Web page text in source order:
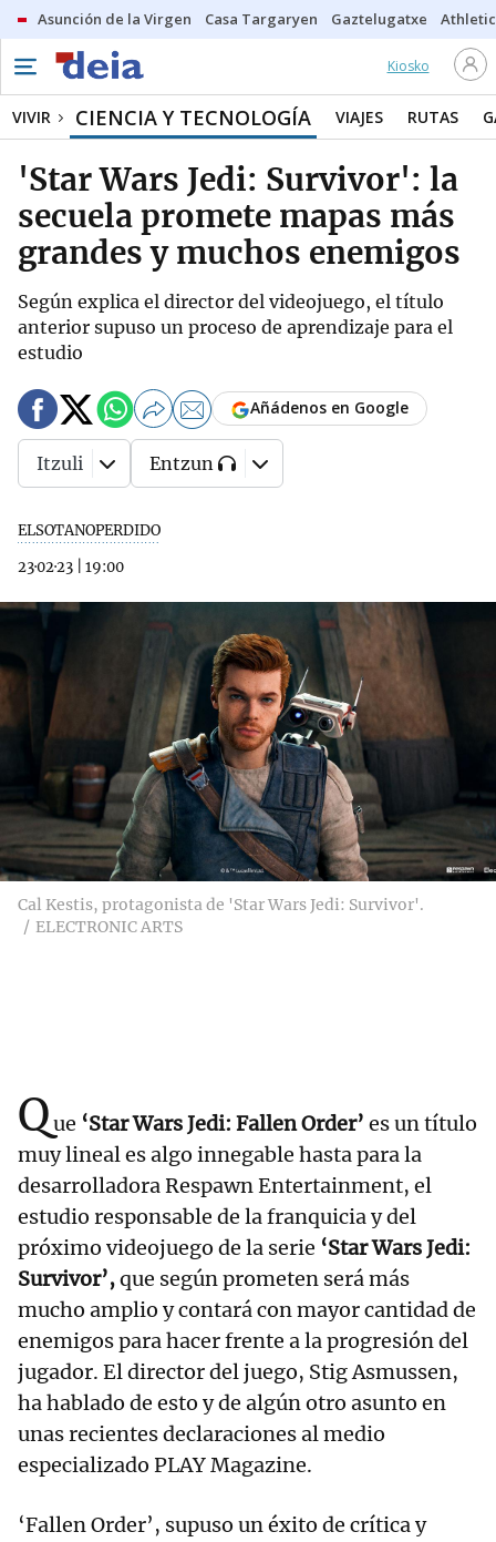
Asunción de la Virgen Casa Targaryen Gaztelugatxe Athletic
Kiosko
VIVIR CIENCIA Y TECNOLOGÍA VIAJES RUTAS
'Star Wars Jedi: Survivor': la
secuela promete mapas más
grandes y muchos enemigos
Según explica el director del videojuego, el título
anterior supuso un proceso de aprendizaje para el
estudio
ELSOTANOPERDIDO
23·02·23
19:00
Añádenos en Google
Itzuli Entzun
Cal Kestis, protagonista de 'Star Wars Jedi: Survivor'.
ELECTRONIC ARTS
Que ‘Star Wars Jedi: Fallen Order’ es un título
muy lineal es algo innegable hasta para la
desarrolladora Respawn Entertainment, el
estudio responsable de la franquicia y del
próximo videojuego de la serie ‘Star Wars Jedi:
Survivor’,que según prometen será más
mucho amplio y contará con mayor cantidad de
enemigos para hacer frente a la progresión del
jugador. El director del juego, Stig Asmussen,
ha hablado de esto y de algún otro asunto en
unas recientes declaraciones al medio
especializado PLAY Magazine.
‘Fallen Order’, supuso un éxito de crítica y